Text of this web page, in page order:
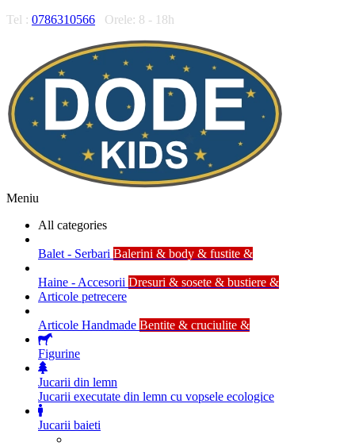
Tel : 0786310566 Orele: 8 - 18h
Meniu
All categories
Balet - Serbari Balerini & body & fustite &
Haine - Accesorii Dresuri & sosete & bustiere &
Articole petrecere
Articole Handmade Bentite & cruciulite &
Figurine
Jucarii din lemn
Jucarii executate din lemn cu vopsele ecologice
Jucarii baieti